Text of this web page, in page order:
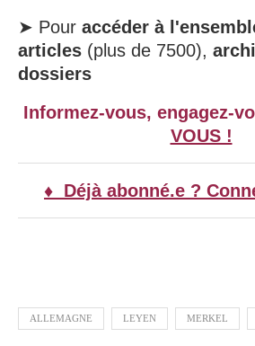
➤ Pour accéder à
articles (plus de 7500),
dossiers
Informez-vous, engagez-
VOUS !
♦ Déjà abonné.e ?
ALLEMAGNE LEYEN MERKEL